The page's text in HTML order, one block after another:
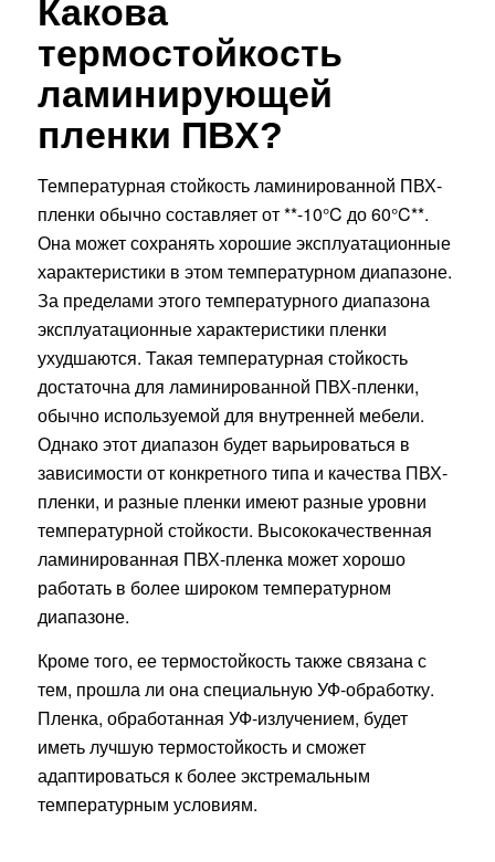
Какова
термостойкость
ламинирующей
пленки ПВХ?
Температурная стойкость ламинированной ПВХ-
пленки обычно составляет от **-10°C до 60°C**.
Она может сохранять хорошие эксплуатационные
характеристики в этом температурном диапазоне.
За пределами этого температурного диапазона
эксплуатационные характеристики пленки
ухудшаются. Такая температурная стойкость
достаточна для ламинированной ПВХ-пленки,
обычно используемой для внутренней мебели.
Однако этот диапазон будет варьироваться в
зависимости от конкретного типа и качества ПВХ-
пленки, и разные пленки имеют разные уровни
температурной стойкости. Высококачественная
ламинированная ПВХ-пленка может хорошо
работать в более широком температурном
диапазоне.
Кроме того, ее термостойкость также связана с
тем, прошла ли она специальную УФ-обработку.
Пленка, обработанная УФ-излучением, будет
иметь лучшую термостойкость и сможет
адаптироваться к более экстремальным
температурным условиям.